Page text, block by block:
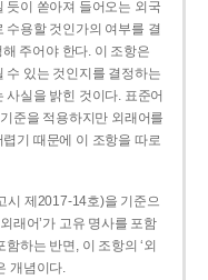
듯이 쏟아져 들어오는 외국
수용할 것인가의 여부를 결
주어야 한다. 이 조항은
수 있는 것인지를 결정하는
실을 밝힌 것이다. 표준어
준을 적용하지만 외래어를
기 때문에 이 조항을 따로
시 제2017-14호)을 기준으
래어’가 고유 명사를 포함
하는 반면, 이 조항의 ‘외
개념이다.